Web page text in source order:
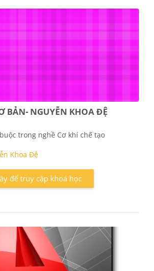
BẢN- NGUYỄN KHOA ĐỆ
trong nghề Cơ khí chế tạo
Khoa Đệ
để truy cập khoá học